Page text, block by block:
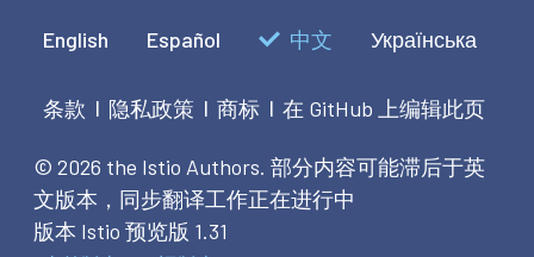
English Español 中文 Українська
条款 | 隐私政策 | 商标 | 在 GitHub 上编辑此页
© 2026 the Istio Authors. 部分内容可能滞后于英
文版本，同步翻译工作正在进行中
版本 Istio 预览版 1.31